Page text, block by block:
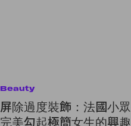
Beauty
屏除過度裝飾：法國小
完美勾起極簡女生的興趣